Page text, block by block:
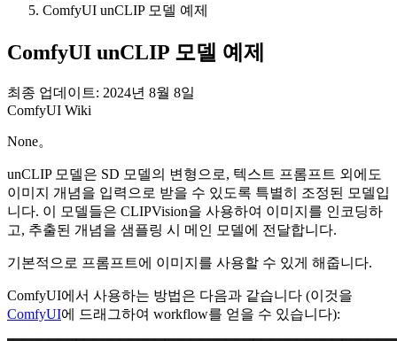
ComfyUI unCLIP 모델 예제
ComfyUI unCLIP 모델 예제
최종 업데이트: 2024년 8월 8일
ComfyUI Wiki
None。
unCLIP 모델은 SD 모델의 변형으로, 텍스트 프롬프트 외에도
이미지 개념을 입력으로 받을 수 있도록 특별히 조정된 모델입
니다. 이 모델들은 CLIPVision을 사용하여 이미지를 인코딩하
고, 추출된 개념을 샘플링 시 메인 모델에 전달합니다.
기본적으로 프롬프트에 이미지를 사용할 수 있게 해줍니다.
ComfyUI에서 사용하는 방법은 다음과 같습니다 (이것을
ComfyUI에 드래그하여 workflow를 얻을 수 있습니다):